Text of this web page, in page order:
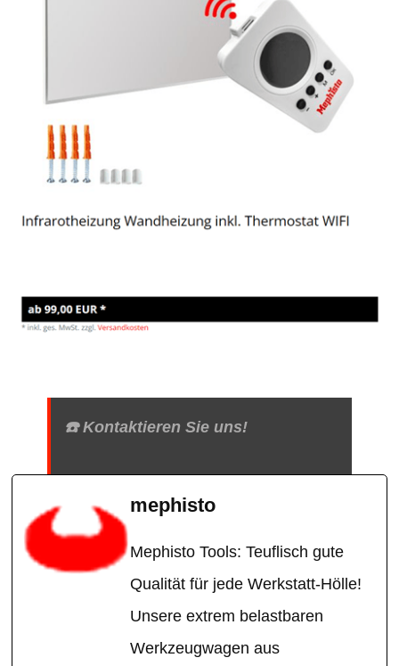
☎️ Kontaktieren Sie uns!
mephisto
Mephisto Tools: Teuflisch gute
Qualität für jede Werkstatt-Hölle!
Unsere extrem belastbaren
Werkzeugwagen aus